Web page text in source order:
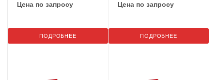
Цена по запросу
ПОДРОБНЕЕ
Цена по запросу
ПОДРОБНЕЕ